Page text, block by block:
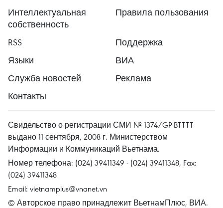
Интеллектуальная
собственность
Правила пользования
RSS
Поддержка
Языки
ВИА
Служба новостей
Реклама
Контакты
Свидельство о регистрации СМИ № 1374/GP-BTTTT
выдано 11 сентября, 2008 г. Министерством
Информации и Коммуникаций Вьетнама.
Номер телефона: (024) 39411349 - (024) 39411348, Fax:
(024) 39411348
Email: vietnamplus@vnanet.vn
© Авторское право принадлежит ВьетнамПлюс, ВИА.